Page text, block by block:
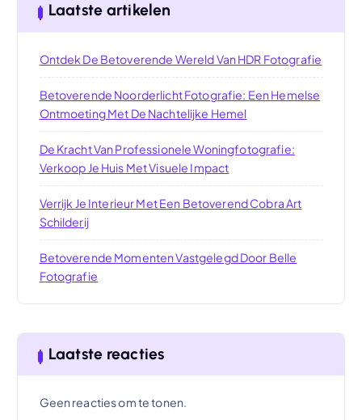
Laatste artikelen
Ontdek De Betoverende Wereld Van HDR Fotografie
Betoverende Noorderlicht Fotografie: Een Hemelse
Ontmoeting Met De Nachtelijke Hemel
De Kracht Van Professionele Woningfotografie:
Verkoop Je Huis Met Visuele Impact
Verrijk Je Interieur Met Een Betoverend Cobra Art
Schilderij
Betoverende Momenten Vastgelegd Door Belle
Fotografie
Laatste reacties
Geen reacties om te tonen.